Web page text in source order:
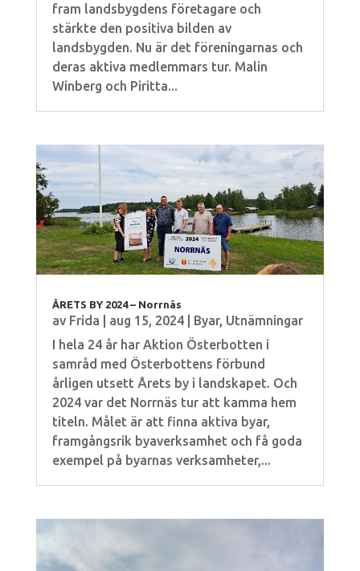
fram landsbygdens företagare och
stärkte den positiva bilden av
landsbygden. Nu är det föreningarnas och
deras aktiva medlemmars tur. Malin
Winberg och Piritta...
ÅRETS BY 2024 – Norrnäs
av Frida aug 15, 2024| Byar, Utnämningar
I hela 24 år har Aktion Österbotten i
samråd med Österbottens förbund
årligen utsett Årets by i landskapet. Och
2024 var det Norrnäs tur att kamma hem
titeln. Målet är att finna aktiva byar,
framgångsrik byaverksamhet och få goda
exempel på byarnas verksamheter,...